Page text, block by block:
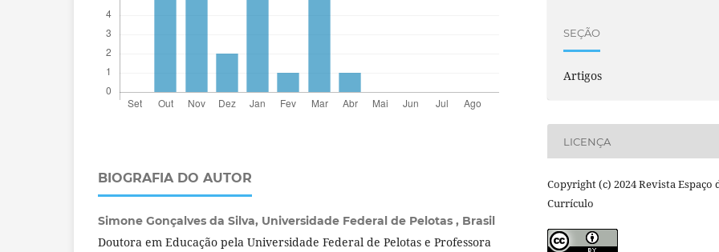
BIOGRAFIA DO AUTOR
Simone Gonçalves da Silva, Universidade Federal de Pelotas , Brasil
Doutora em Educação pela Universidade Federal de Pelotas e Professora
SEÇÃO
Artigos
LICENÇA
Copyright (c) 2024 Revista Espaço
Currículo